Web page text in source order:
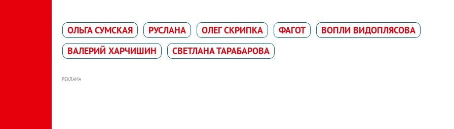
ОЛЬГА СУМСКАЯ РУСЛАНА ОЛЕГ СКРИПКА ФАГОТ
ВОПЛИ ВИДОПЛЯСОВА
ВАЛЕРИЙ ХАРЧИШИН
СВЕТЛАНА ТАРАБАРОВА
РЕКЛАМА